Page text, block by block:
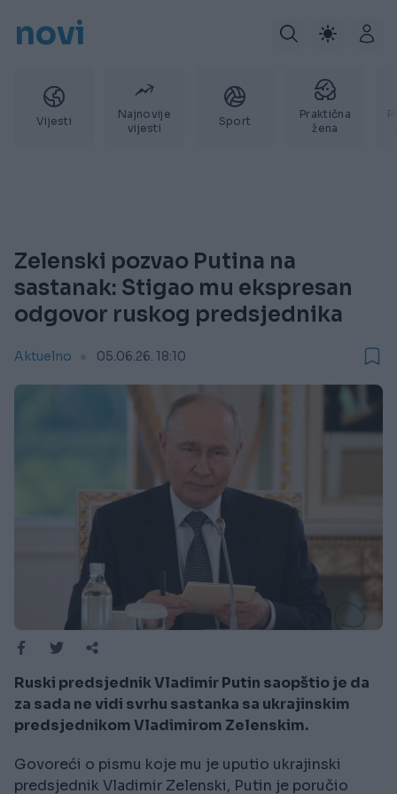
novi
Vijesti
Najnovije
vijesti
Sport
Praktična
žena
Zelenski pozvao Putina na
sastanak: Stigao mu ekspresan
odgovor ruskog predsjednika
Aktuelno 05.06.26. 18:10
Ruski predsjednik Vladimir Putin saopštio je da
za sada ne vidi svrhu sastanka sa ukrajinskim
predsjednikom Vladimirom Zelenskim.
Govoreći o pismu koje mu je uputio ukrajinski
predsjednik Vladimir Zelenski, Putin je poručio